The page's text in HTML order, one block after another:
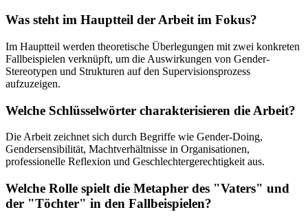
Was steht im Hauptteil der Arbeit im Fokus?
Im Hauptteil werden theoretische Überlegungen mit zwei konkreten
Fallbeispielen verknüpft, um die Auswirkungen von Gender-
Stereotypen und Strukturen auf den Supervisionsprozess
aufzuzeigen.
Welche Schlüsselwörter charakterisieren die Arbeit?
Die Arbeit zeichnet sich durch Begriffe wie Gender-Doing,
Gendersensibilität, Machtverhältnisse in Organisationen,
professionelle Reflexion und Geschlechtergerechtigkeit aus.
Welche Rolle spielt die Metapher des "Vaters" und
der "Töchter" in den Fallbeispielen?